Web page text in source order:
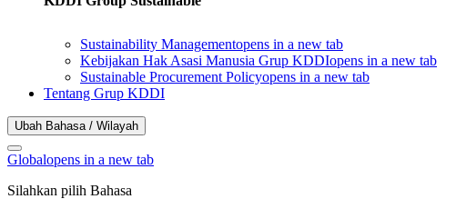
Sustainability Managementopens in a new tab
Kebijakan Hak Asasi Manusia Grup KDDIopens in a new tab
Sustainable Procurement Policyopens in a new tab
Tentang Grup KDDI
Ubah Bahasa / Wilayah
Globalopens in a new tab
Silahkan pilih Bahasa